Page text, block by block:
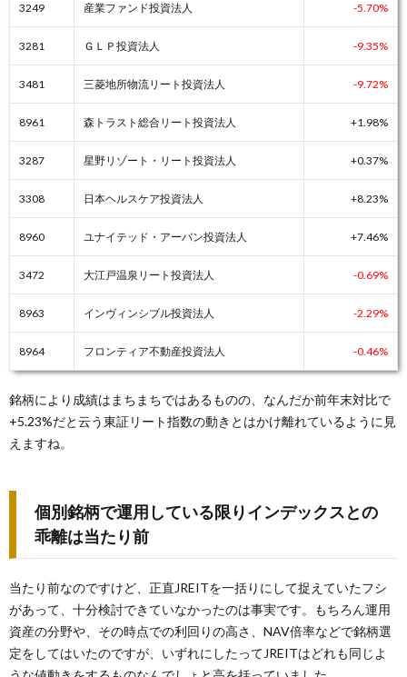
3249 産業ファンド投資法人 -5.70%
3281 ＧＬＰ投資法人 -9.35%
3481 三菱地所物流リート投資法人 -9.72%
8961 森トラスト総合リート投資法人 +1.98%
3287 星野リゾート・リート投資法人 +0.37%
3308 日本ヘルスケア投資法人 +8.23%
8960 ユナイテッド・アーバン投資法人 +7.46%
3472 大江戸温泉リート投資法人 -0.69%
8963 インヴィンシブル投資法人 -2.29%
8964 フロンティア不動産投資法人 -0.46%
銘柄により成績はまちまちではあるものの、なんだか前年末対比で
+5.23%だと云う東証リート指数の動きとはかけ離れているように見
えますね。
個別銘柄で運用している限りインデックスとの
乖離は当たり前
当たり前なのですけど、正直JREITを一括りにして捉えていたフシ
があって、十分検討できていなかったのは事実です。もちろん運用
資産の分野や、その時点での利回りの高さ、NAV倍率などで銘柄選
定をしてはいたのですが、いずれにしたってJREITはどれも同じよ